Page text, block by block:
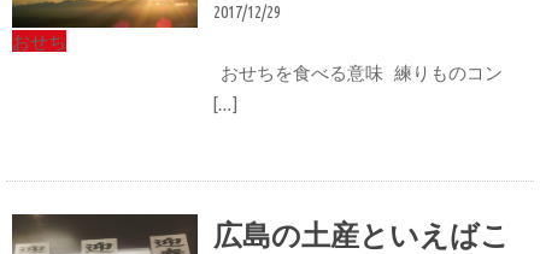
おせち
2017/12/29
おせちを食べる意味 練りものコン
[…]
広島の土産といえばこ